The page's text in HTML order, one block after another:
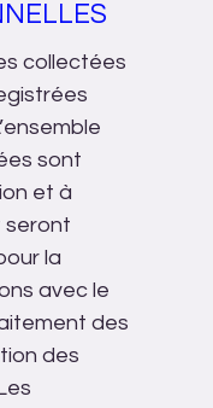
collectées
sont
et à
seront
la
avec le
des
des